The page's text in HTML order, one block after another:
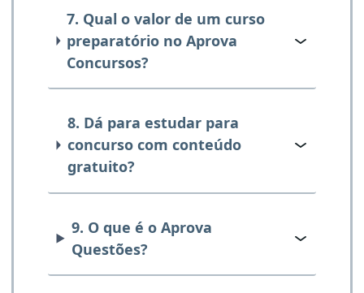
7. Qual o valor de um curso
preparatório no Aprova
Concursos?
8. Dá para estudar para
concurso com conteúdo
gratuito?
9. O que é o Aprova
Questões?